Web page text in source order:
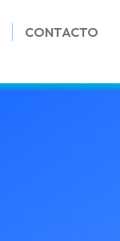
CONTACTO